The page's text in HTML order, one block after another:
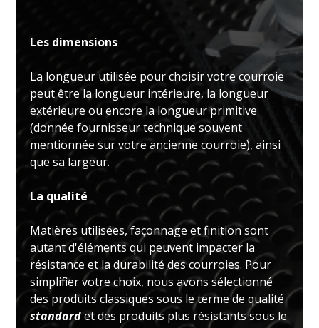
Les dimensions
La longueur utilisée pour choisir votre courroie
peut être la longueur intérieure, la longueur
extérieure ou encore la longueur primitive
(donnée fournisseur technique souvent
mentionnée sur votre ancienne courroie), ainsi
que sa largeur.
La qualité
Matières utilisées, façonnage et finition sont
autant d'éléments qui peuvent impacter la
résistance et la durabilité des courroies. Pour
simplifier votre choix, nous avons sélectionné
des produits classiques sous le terme de qualité
standardet des produits plus résistants sous le